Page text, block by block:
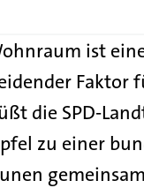
ist
die SPD-
zu einer